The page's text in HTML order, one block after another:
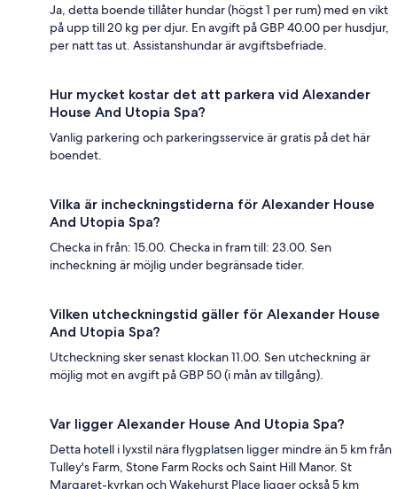
Ja, detta boende tillåter hundar (högst 1 per rum) med en vikt
på upp till 20 kg per djur. En avgift på GBP 40.00 per husdjur,
per natt tas ut. Assistanshundar är avgiftsbefriade.
Hur mycket kostar det att parkera vid Alexander
House And Utopia Spa?
Vanlig parkering och parkeringsservice är gratis på det här
boendet.
Vilka är incheckningstiderna för Alexander House
And Utopia Spa?
Checka in från: 15.00. Checka in fram till: 23.00. Sen
incheckning är möjlig under begränsade tider.
Vilken utcheckningstid gäller för Alexander House
And Utopia Spa?
Utcheckning sker senast klockan 11.00. Sen utcheckning är
möjlig mot en avgift på GBP 50 (i mån av tillgång).
Var ligger Alexander House And Utopia Spa?
Detta hotell i lyxstil nära flygplatsen ligger mindre än 5 km från
Tulley's Farm, Stone Farm Rocks och Saint Hill Manor. St
Margaret-kyrkan och Wakehurst Place ligger också 5 km